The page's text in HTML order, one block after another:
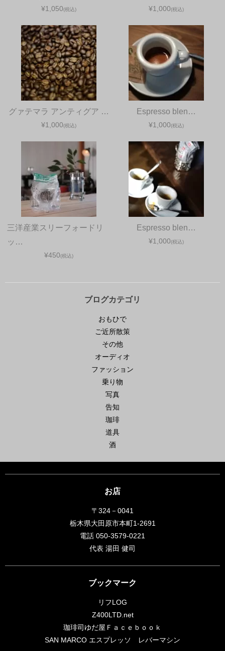
¥1,050(税込) ¥1,000(税込)
グァテマラ アンティグア …
¥1,000(税込)
Espresso blen…
¥1,000(税込)
三洋産業スリーフォードリ
ッ…
¥450(税込)
Espresso blen…
¥1,000(税込)
ブログカテゴリ
おもひで
ご近所散策
その他
オーディオ
ファッション
乗り物
写真
告知
珈琲
道具
酒
お店
〒324－0041
栃木県大田原市本町1-2691
電話 050-3579-0221
代表 湯田 健司
ブックマーク
リフLOG
Z400LTD.net
珈琲司ゆだ屋Ｆａｃｅｂｏｏｋ
SAN MARCO エスプレッソ レバーマシン